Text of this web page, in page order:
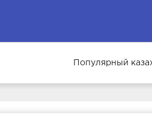
Популярный